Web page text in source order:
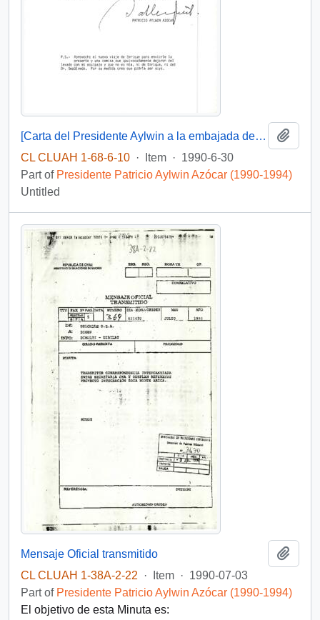
[Carta del Presidente Aylwin a la embajada de Chile en Brasilia].
CL CLUAH 1-68-6-10 · Item · 1990-6-30
Part of Presidente Patricio Aylwin Azócar (1990-1994)
Untitled
Mensaje Oficial transmitido
CL CLUAH 1-38A-2-22
· Item · 1990-07-03
Part of Presidente Patricio Aylwin Azócar (1990-1994)
El objetivo de esta Minuta es: